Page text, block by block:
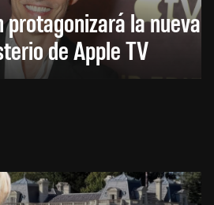
protagonizará la nueva
de Apple TV